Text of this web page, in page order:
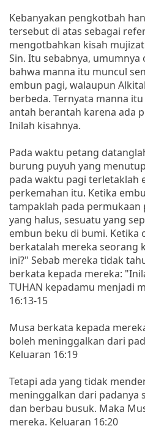
Kebanyakan pengkotbah
tersebut di atas sebagai
mengotbahkan kisah
Sin. Itu sebabnya,
bahwa manna itu muncul
embun pagi, walaupun
berbeda. Ternyata manna
antah berantah karena ada
Inilah kisahnya.
Pada waktu petang
burung puyuh yang
pada waktu pagi terletaklah
perkemahan itu. Ketika
tampaklah pada
yang halus, sesuatu yang
embun beku di bumi. Ketika
berkatalah mereka seorang
ini?" Sebab mereka tidak
berkata kepada mereka:
TUHAN kepadamu menjadi
16:13-15
Musa berkata kepada
boleh meninggalkan dari
Keluaran 16:19
Tetapi ada yang tidak
meninggalkan dari padanya
dan berbau busuk. Maka
mereka. Keluaran 16:20